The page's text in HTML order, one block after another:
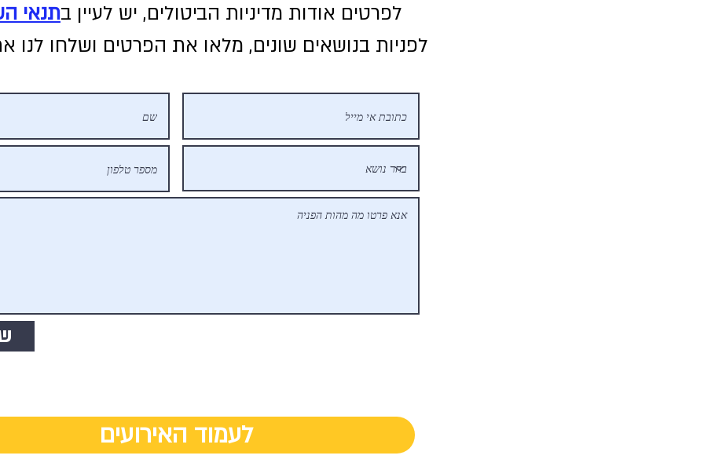
לפרטים אודות מדיניות הביטולים, יש לעיין בתנאי
לפניות בנושאים שונים, מלאו את הפרטים ושלחו לנו
לעמוד האירועים